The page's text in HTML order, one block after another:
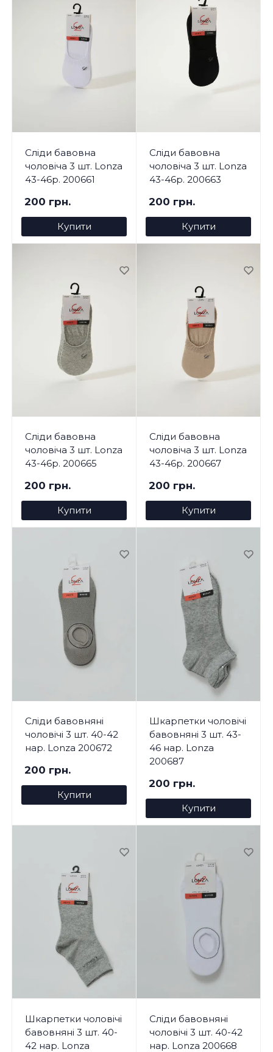
Сліди бавовна
чоловіча 3 шт. Lonza
43-46р. 200661
200 грн.
Купити
Сліди бавовна
чоловіча 3 шт. Lonza
43-46р. 200663
200 грн.
Купити
Сліди бавовна
чоловіча 3 шт. Lonza
43-46р. 200665
200 грн.
Купити
Сліди бавовна
чоловіча 3 шт. Lonza
43-46р. 200667
200 грн.
Купити
Сліди бавовняні
чоловічі 3 шт. 40-42
нар. Lonza 200672
200 грн.
Купити
Шкарпетки чоловічі
бавовняні 3 шт. 43-
46 нар. Lonza
200687
200 грн.
Купити
Шкарпетки чоловічі
бавовняні 3 шт. 40-
42 нар. Lonza
Сліди бавовняні
чоловічі 3 шт. 40-42
нар. Lonza 200668